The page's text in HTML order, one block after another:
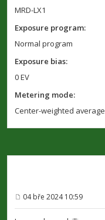
MRD-LX1
Exposure program:
Normal program
Exposure bias:
0 EV
Metering mode:
Center-weighted average
ř
04 bře 2024 10:59